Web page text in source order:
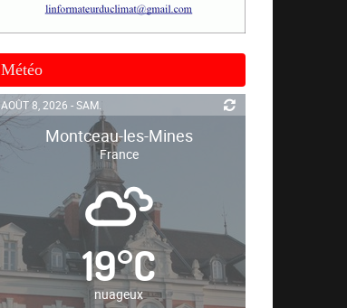
Météo
AOÛT 8, 2026 - SAM.
Montceau-les-Mines
France
19°C
nuageux